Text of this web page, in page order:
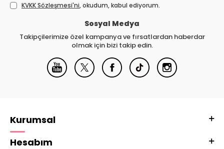
KVKK Sözleşmesi'ni, okudum, kabul ediyorum.
Sosyal Medya
Takipçilerimize özel kampanya ve fırsatlardan haberdar
olmak için bizi takip edin.
Kurumsal
Hesabım